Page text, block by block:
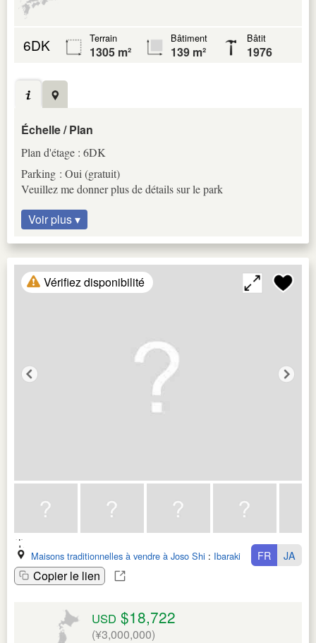
6DK Terrain
1305 m²
Bâtiment
139 m²
Bâtit
1976
Échelle / Plan
Plan d'étage : 6DK
Parking : Oui (gratuit)
Veuillez me donner plus de détails sur le park
Voir plus ▾
Vérifiez disponibilité
Maisons traditionnelles à vendre à Joso Shi : Ibaraki Ken
Copier le lien
FR JA
USD $18,722
(¥3,000,000)